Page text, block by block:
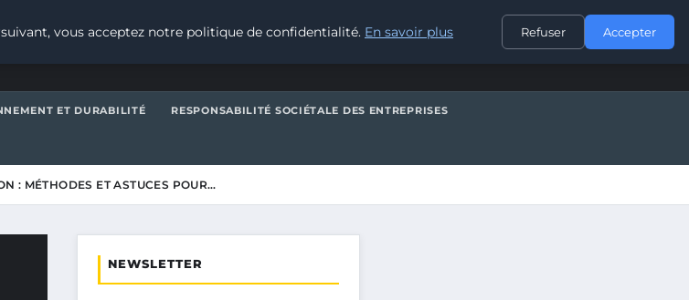
CONTACT
ET DURABILITÉ RESPONSABILITÉ SOCIÉTALE DES ENTREPRISES
: MÉTHODES ET ASTUCES POUR…
NEWSLETTER
vous acceptez notre politique de confidentialité. En savoir plus Refuser Accepter